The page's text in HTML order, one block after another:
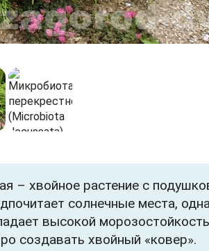
– хвойное растение с
солнечные места,
высокой
создавать хвойный «ковер».